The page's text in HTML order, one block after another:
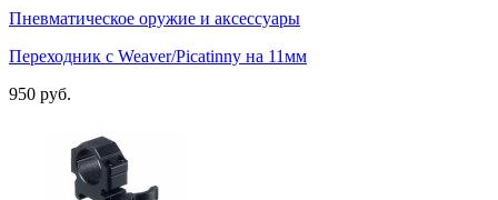
Пневматическое оружие и аксессуары
Переходник с Weaver/Picatinny на 11мм
950 руб.